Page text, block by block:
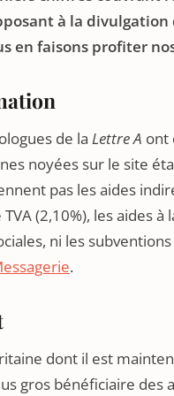
à la divulgation
en faisons profiter
de la Lettre A ont
noyées sur le site
pas les aides
(2,10%), les aides
ni les
.
dont il est
gros bénéficiaire des